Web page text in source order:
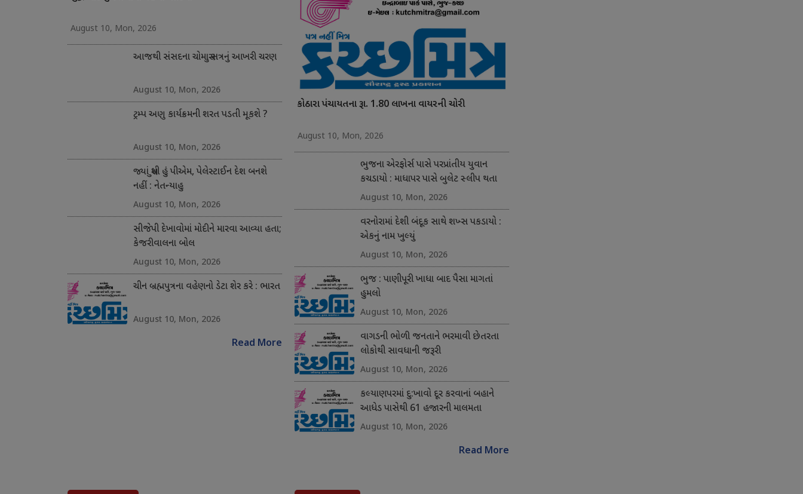
August 10, Mon, 2026
આજથી સંસદના ચોમાસુ સત્રનું આખરી ચરણ
August 10, Mon, 2026
ટ્રમ્પ અણુ કાર્યક્રમની શરત પડતી મૂકશે ?
August 10, Mon, 2026
જ્યાં સુધી હું પીએમ, પેલેસ્ટાઈન દેશ બનશે
નહીં : નેતન્યાહુ
August 10, Mon, 2026
સીજેપી દેખાવોમાં મોદીને મારવા આવ્યા હતા;
કેજરીવાલના બોલ
August 10, Mon, 2026
ચીન બ્રહ્મપુત્રના વહેણનો ડેટા શેર કરે : ભારત
August 10, Mon, 2026
Read More
કોઠારા પંચાયતના રૂા. 1.80 લાખના વાયરની ચોરી
August 10, Mon, 2026
ભુજના એરફોર્સ પાસે પરપ્રાંતીય યુવાન
કચડાયો : માધાપર પાસે બુલેટ સ્લીપ થતા
પધ્ધરના યુવાનનું મોત
August 10, Mon, 2026
વરનોરામાં દેશી બંદૂક સાથે શખ્સ પકડાયો :
એકનું નામ ખુલ્યું
August 10, Mon, 2026
ભુજ : પાણીપૂરી ખાધા બાદ પૈસા માગતાં
હુમલો
August 10, Mon, 2026
વાગડની ભોળી જનતાને ભરમાવી છેતરતા
લોકોથી સાવધાની જરૂરી
August 10, Mon, 2026
કલ્યાણપરમાં દુ:ખાવો દૂર કરવાનાં બહાને
આધેડ પાસેથી 61 હજારની માલમતા
પડાવાઈ
August 10, Mon, 2026
Read More